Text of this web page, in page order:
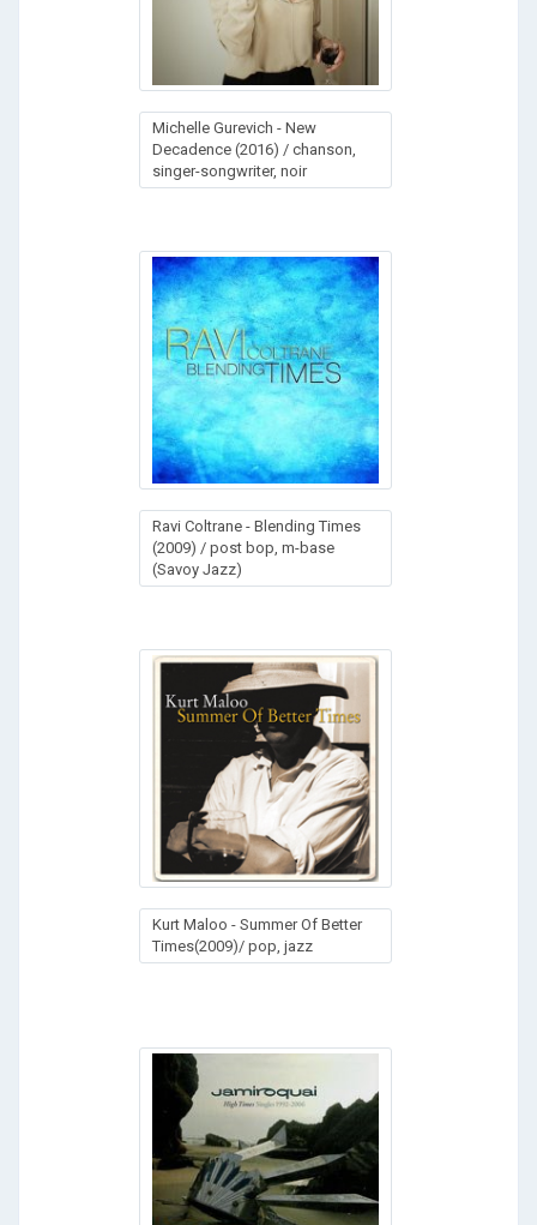
Michelle Gurevich - New
Decadence (2016) / chanson,
singer-songwriter, noir
Ravi Coltrane - Blending Times
(2009) / рost bop, m-base
(Savoy Jazz)
Kurt Maloo - Summer Of Better
Times(2009)/ pop, jazz